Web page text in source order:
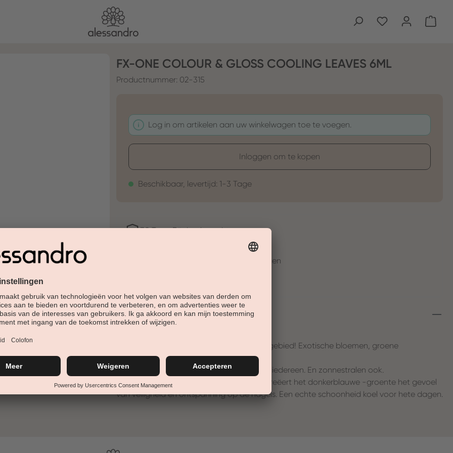
FX-ONE COLOUR & GLOSS COOLING LEAVES 6ML
Productnummer: 02-315
Log in om artikelen aan uw winkelwagen toe te voegen.
Inloggen om te kopen
Beschikbaar, levertijd: 1-3 Tage
30 Tage Rückgaberecht
Jetzt shoppen - bezahlen in 30 Tagen
Beschreibung
Is het motto in de mode- en schoonheidsgebied! Exotische bloemen, groene
palmtakken en zoete vruchten:
Deze kleuren trekken nu de aandacht van iedereen. En zonnestralen ook.
Koelbladeren! Met zijn natuurlijke uiterlijk creëert het donkerblauwe -groente het gevoel
van veiligheid en ontspanning op de nagels. Een echte schoonheid koel voor hete dagen.